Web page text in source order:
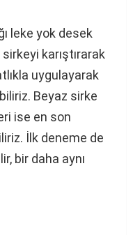
leke yok desek
karıştırarak
uygulayarak
Beyaz sirke
ise en son
İlk deneme de
bir daha aynı